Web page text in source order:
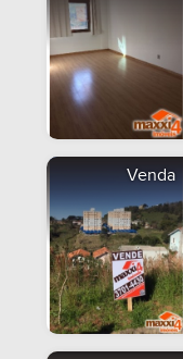
Venda